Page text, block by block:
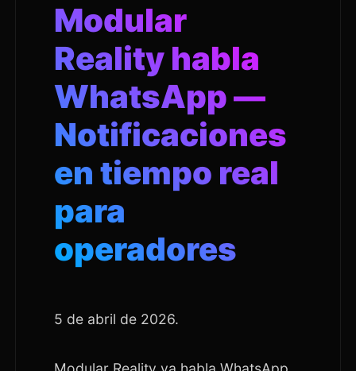
Modular
Reality habla
WhatsApp —
Notificaciones
en tiempo real
para
operadores
5 de abril de 2026.